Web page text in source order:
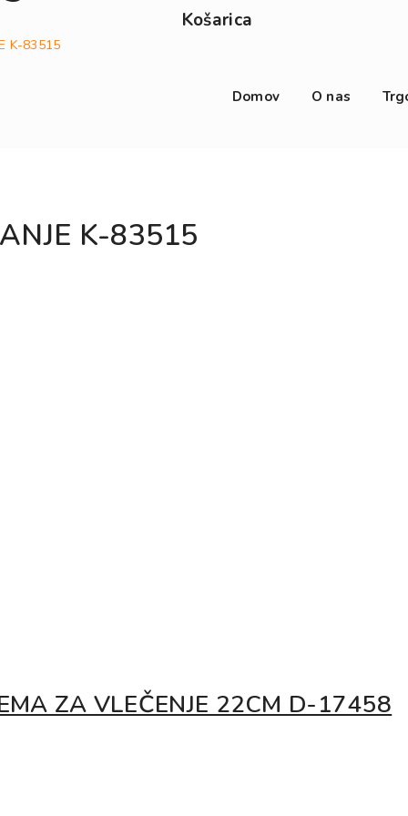
Košarica
Domov O nas
K-83515
K-83515
ZA VLEČENJE 22CM D-17458